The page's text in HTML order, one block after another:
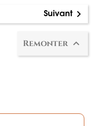
Suivant 
Remonter 